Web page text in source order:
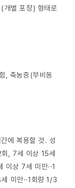
개별 포장) 형태로
, 축농증(부비동
에 복용할 것. 성
, 7세 이상 15세
이상 7세 미만··1
미만··1회량 1/3